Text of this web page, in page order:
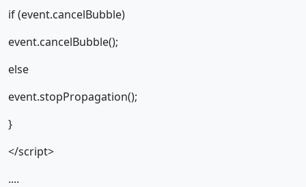
if (event.cancelBubble)
event.cancelBubble();
else
event.stopPropagation();
}
</script>
....